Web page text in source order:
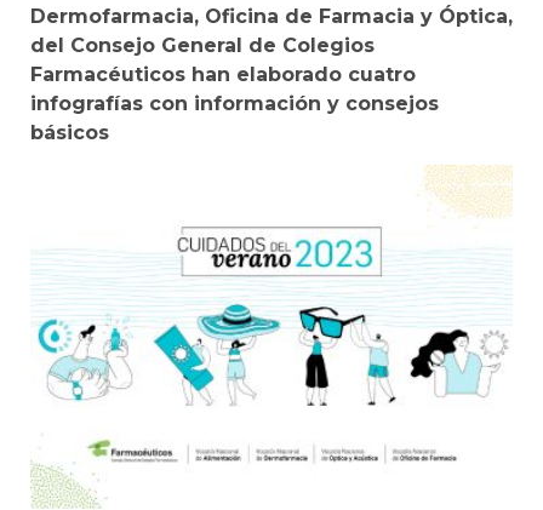
Dermofarmacia, Oficina de Farmacia y Óptica,
del Consejo General de Colegios
Farmacéuticos han elaborado cuatro
infografías con información y consejos
básicos